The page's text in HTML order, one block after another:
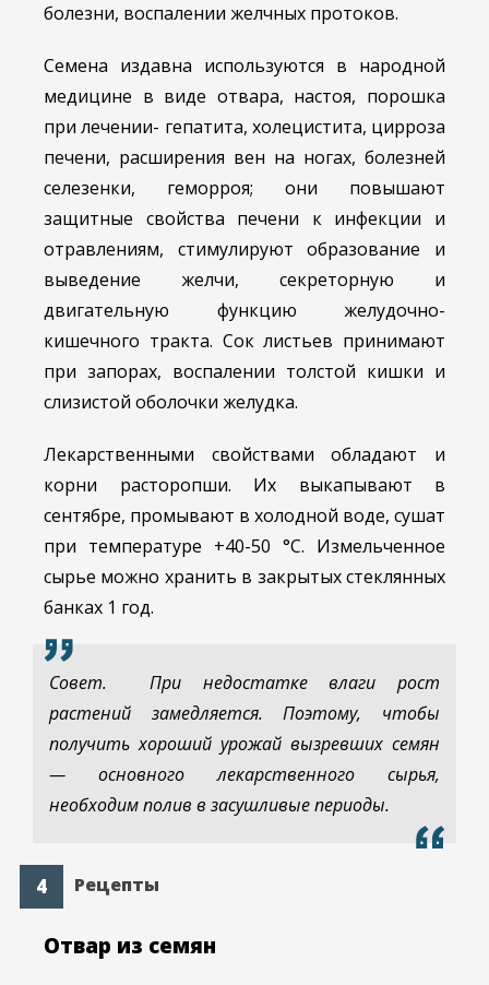
болезни, воспалении желчных протоков.
Семена издавна используются в народной
медицине в виде отвара, настоя, порошка
при лечении- гепатита, холецистита, цирроза
печени, расширения вен на ногах, болезней
селезенки, геморроя; они повышают
защитные свойства печени к инфекции и
отравлениям, стимулируют образование и
выведение желчи, секреторную и
двигательную функцию желудочно-
кишечного тракта. Сок листьев принимают
при запорах, воспалении толстой кишки и
слизистой оболочки желудка.
Лекарственными свойствами обладают и
корни расторопши. Их выкапывают в
сентябре, промывают в холодной воде, сушат
при температуре +40-50 °С. Измельченное
сырье можно хранить в закрытых стеклянных
банках 1 год.
Совет. При недостатке влаги рост
растений замедляется. Поэтому, чтобы
получить хороший урожай вызревших семян
— основного лекарственного сырья,
необходим полив в засушливые периоды.
Рецепты
Отвар из семян